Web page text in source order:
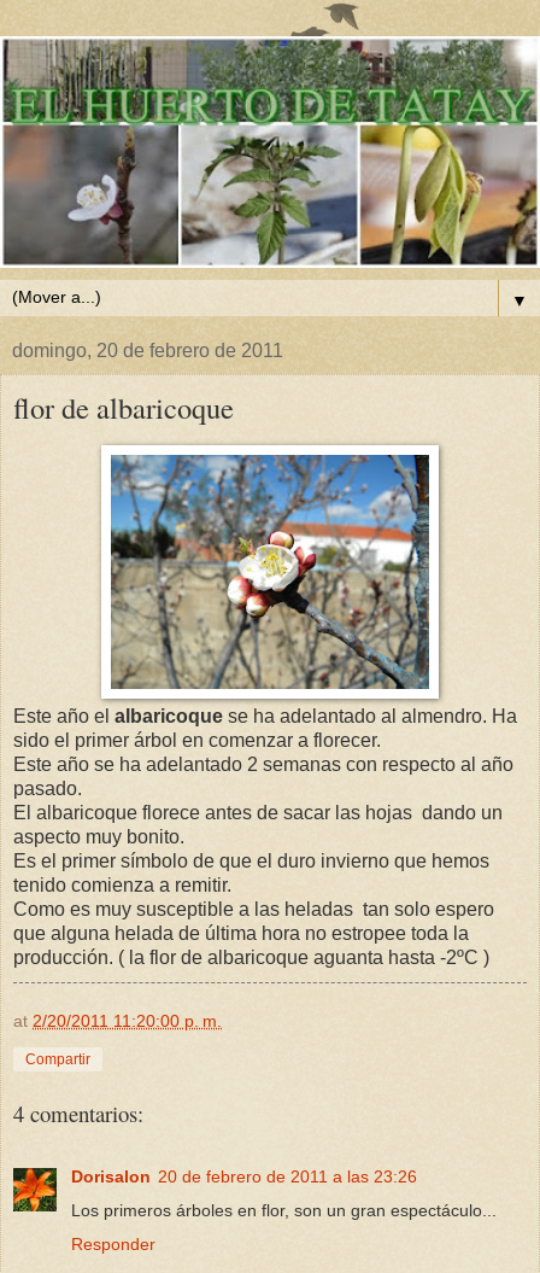
▼
domingo, 20 de febrero de 2011
flor de albaricoque
Este año el albaricoque se ha adelantado al almendro. Ha
sido el primer árbol en comenzar a florecer.
Este año se ha adelantado 2 semanas con respecto al año
pasado.
El albaricoque florece antes de sacar las hojas dando un
aspecto muy bonito.
Es el primer símbolo de que el duro invierno que hemos
tenido comienza a remitir.
Como es muy susceptible a las heladas tan solo espero
que alguna helada de última hora no estropee toda la
producción. ( la flor de albaricoque aguanta hasta -2ºC )
at 2/20/2011 11:20:00 p. m.
Compartir
4 comentarios:
Dorisalon 20 de febrero de 2011 a las 23:26
Los primeros árboles en flor, son un gran espectáculo...
Responder